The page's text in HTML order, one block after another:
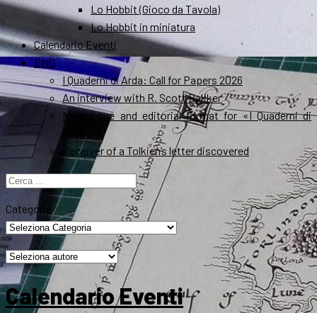
Lo Hobbit (Gioco da Tavola)
Lo Hobbit in miniatura
Calendario Eventi
ENG
I Quaderni di Arda: Call for Papers 2026
An interview with R. Scott Bakker
New Issue and editorial format for «I Quaderni di
Arda»
Receiver of a Tolkien’s letter discovered
Ricerca
Categorie
Calendario Eventi